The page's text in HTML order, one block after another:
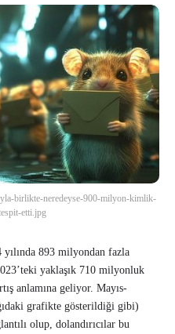
birlikte-neredeyse-900-milyon-kimlik-
etti.jpg
893 milyondan fazla
yaklaşık 710 milyonluk
anlamına geliyor. Mayıs-
grafikte gösterildiği gibi)
olup, dolandırıcılar bu